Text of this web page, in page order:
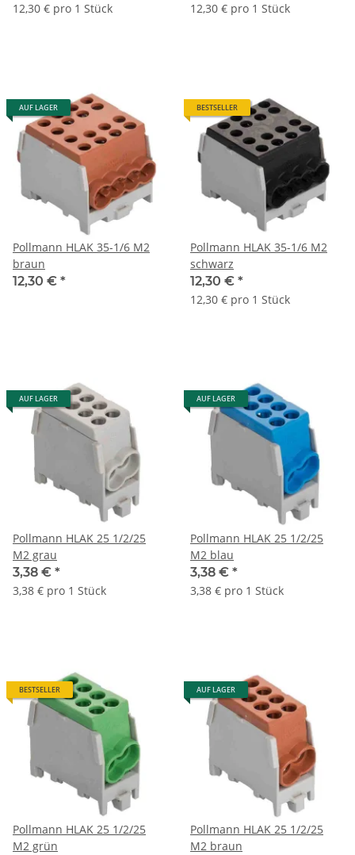
12,30 € pro 1 Stück
12,30 € pro 1 Stück
AUF LAGER
Pollmann HLAK 35-1/6 M2
braun
12,30 € *
BESTSELLER
Pollmann HLAK 35-1/6 M2
schwarz
12,30 € *
12,30 € pro 1 Stück
AUF LAGER
Pollmann HLAK 25 1/2/25
M2 grau
3,38 € *
3,38 € pro 1 Stück
AUF LAGER
Pollmann HLAK 25 1/2/25
M2 blau
3,38 € *
3,38 € pro 1 Stück
BESTSELLER
Pollmann HLAK 25 1/2/25
M2 grün
AUF LAGER
Pollmann HLAK 25 1/2/25
M2 braun